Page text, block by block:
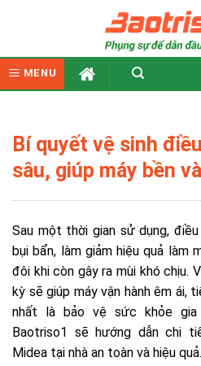
MENU
Bí quyết vệ sinh
sâu, giúp máy bền
Sau một thời gian sử dụng,
bụi bẩn, làm giảm hiệu quả làm
đôi khi còn gây ra mùi khó chịu.
kỳ sẽ giúp máy vận hành êm ái,
nhất là bảo vệ sức khỏe
Baotriso1 sẽ hướng dẫn chi
Midea tại nhà an toàn và hiệu quả.